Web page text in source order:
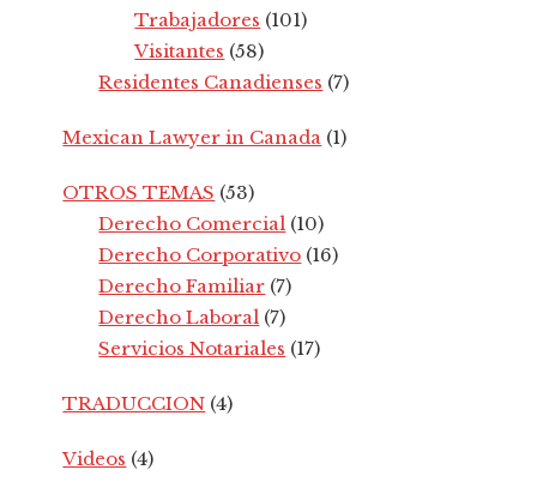
Trabajadores (101)
Visitantes (58)
Residentes Canadienses (7)
Mexican Lawyer in Canada (1)
OTROS TEMAS (53)
Derecho Comercial (10)
Derecho Corporativo (16)
Derecho Familiar (7)
Derecho Laboral (7)
Servicios Notariales (17)
TRADUCCION (4)
Videos (4)